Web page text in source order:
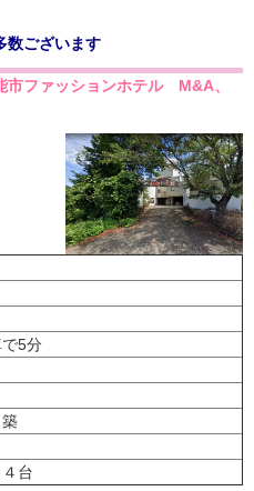
数ございます
ファッションホテル M&A、
り 車で5分
台